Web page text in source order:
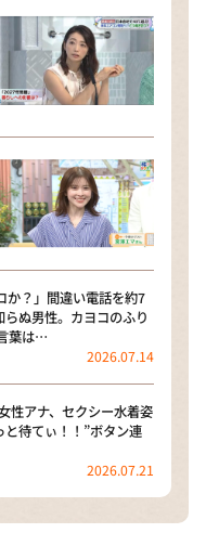
か？」間違い電話を約7
ぬ男性。カヨコのふり
葉は…
2026.07.14
性アナ、セクシー水着姿
待てぃ！！”ボタン連
2026.07.21